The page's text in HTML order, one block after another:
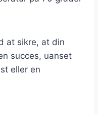
at sikre, at din
succes, uanset
eller en